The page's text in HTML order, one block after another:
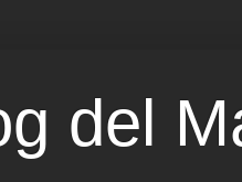
del